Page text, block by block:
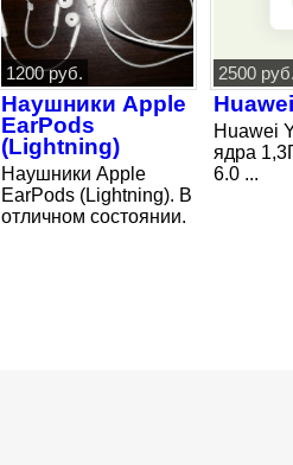
1200 руб.
Наушники Apple
EarPods
(Lightning)
Наушники Apple
EarPods (Lightning). В
отличном состоянии.
2500
Huawei
ядра
6.0 ...